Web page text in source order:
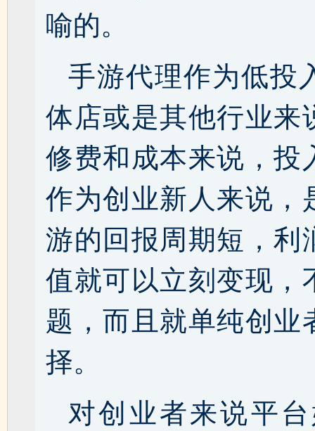
喻的。
手游代理作为低投
体店或是其他行业来
修费和成本来说，投
作为创业新人来说，
游的回报周期短，利
值就可以立刻变现，
题，而且就单纯创业
择。
对创业者来说平